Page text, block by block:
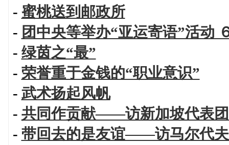
- 蜜桃送到邮政所
- 团中央等举办“亚运寄语”活动
- 绿茵之“最”
- 荣誉重于金钱的“职业意识”
- 武术扬起风帆
- 共同作贡献——访新加坡代表
- 带回去的是友谊——访马尔代